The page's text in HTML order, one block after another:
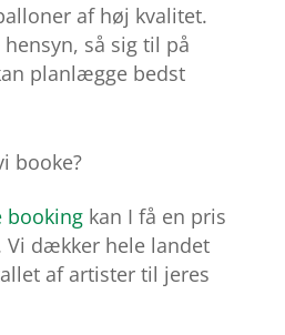
af høj kvalitet.
så sig til på
planlægge bedst
booke?
bookingkan I få en pris
Vi dækker hele landet
af artister til jeres